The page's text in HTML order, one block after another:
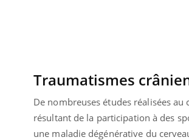
Traumatismes
De nombreuses études réalisées
résultant de la participation à des
une maladie dégénérative du